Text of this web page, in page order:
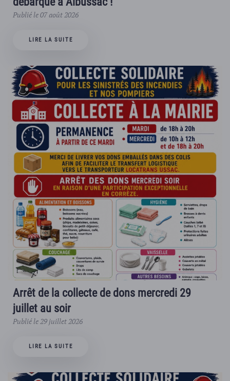
Publié le 07 août 2026
LIRE LA SUITE
Arrêt de la collecte de dons mercredi 29
juillet au soir
Publié le 29 juillet 2026
LIRE LA SUITE